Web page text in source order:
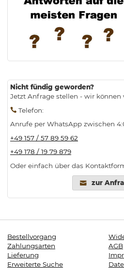
Nicht fündig geworden?
Jetzt Anfrage stellen - wir können
Telefon:
Anrufe per WhatsApp zwischen
+49 157 / 57 89 59 62
+49 178 / 19 79 879
Oder einfach über das
zur
Bestellvorgang
Zahlungsarten
Lieferung
Erweiterte Suche
AGB